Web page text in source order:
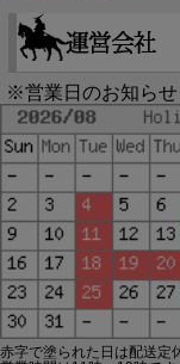
※営業日のお知ら
赤字で塗られた日は配送定